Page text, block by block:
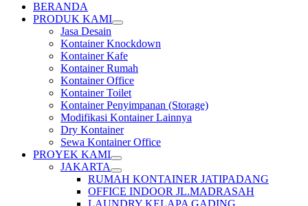
BERANDA
PRODUK KAMI
Jasa Desain
Kontainer Knockdown
Kontainer Kafe
Kontainer Rumah
Kontainer Office
Kontainer Toilet
Kontainer Penyimpanan (Storage)
Modifikasi Kontainer Lainnya
Dry Kontainer
Sewa Kontainer Office
PROYEK KAMI
JAKARTA
RUMAH KONTAINER JATIPADANG
OFFICE INDOOR JL.MADRASAH
LAUNDRY KELAPA GADING